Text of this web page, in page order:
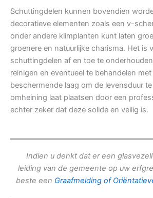
Schuttingdelen kunnen bovendien
decoratieve elementen zoals een v-
onder andere klimplanten kunt laten
groenere en natuurlijke charisma. Het is
schuttingdelen af en toe te
reinigen en eventueel te behandelen met
beschermende laag om de levensduur
omheining laat plaatsen door een
echter zeker dat deze solide en veilig is.
Indien u denkt dat er een
leiding van de gemeente op uw
beste een Graafmelding of